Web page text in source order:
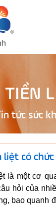
tức sức
liệt có
là một cơ
hỏi của
bao quanh